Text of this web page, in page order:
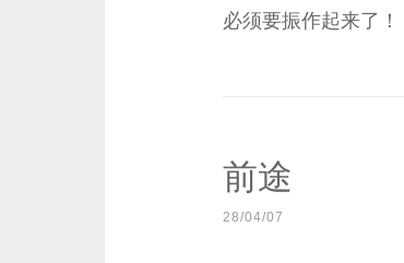
必须要振作起来了！
前途
28/04/07